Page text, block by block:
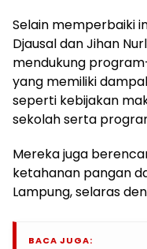
Selain memperbaiki
Djausal dan Jihan
mendukung
yang memiliki
seperti kebijakan
sekolah serta
Mereka juga
ketahanan pangan
Lampung, selaras
BACA JUGA: